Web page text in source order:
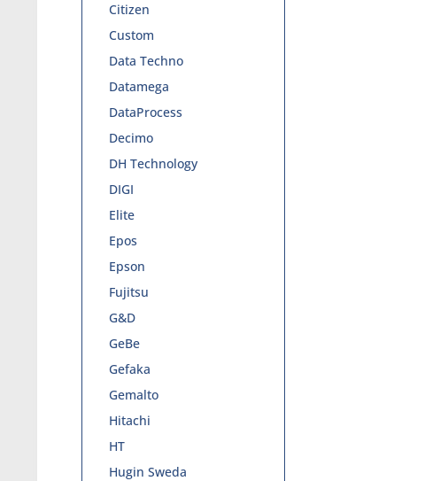
Citizen
Custom
Data Techno
Datamega
DataProcess
Decimo
DH Technology
DIGI
Elite
Epos
Epson
Fujitsu
G&D
GeBe
Gefaka
Gemalto
Hitachi
HT
Hugin Sweda